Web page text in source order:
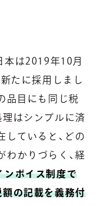
本は2019年10月
たに採用しまし
品目にも同じ税
理はシンプルに済
していると、どの
わかりづらく、経
ンボイス制度で
額の記載を義務付